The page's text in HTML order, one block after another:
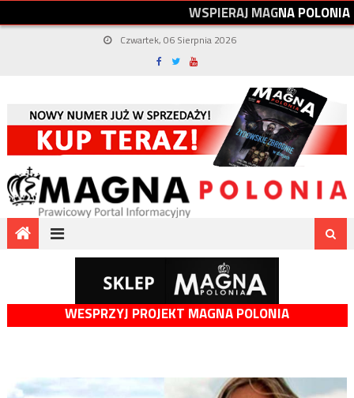
WSPIERAJMAGNAPOLONIA
Czwartek, 06 Sierpnia 2026
WESPRZYJ PROJEKT MAGNA POLONIA